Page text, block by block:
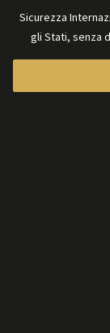
Sicurezza
gli Stati, senza